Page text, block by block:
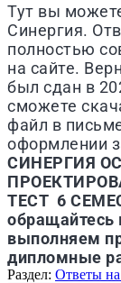
Тут вы
Синергия.
полностью
на сайте.
был сдан в
сможете
файл в
оформлении
СИНЕРГИЯ
ТЕСТ 6
выполняем
дипломные
Раздел: Ответы